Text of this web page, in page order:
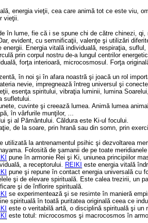
energia vieţii, cea care animă tot ce este viu,
vieţii.
în lume, fie că i se spune chi de către chinezi,
evident, cu semnificaţii, valenţe şi utilizări
energii. Energia vitală individuală, respiraţia,
prin corpul nostru de-a lungul centrilor
forţa interioară, microcosmosul. Forţa
în noi şi în afara noastră şi joacă un rol
nevie, impregnează întreg universul şi
esenţa spiritului, vibraţia luminii, lumina
sufletului.
cuvinte şi creează lumea. Animă lumea
în vârfurile munţilor, ...
şi al Pământului. Căldura este Ki-ul focului.
de la soare, prin hrană sau din somn, prin
utilizată la antrenamentul psihic şi dezvoltarea
Folosită de şamanii de pe toate
pune în armonie Rei şi Ki, uniunea principiilor
a receptorului.
REIKI este energia vitală
pune şi repune în contact energia universală cu
şi de elevare spirituală. Este calea trezirii, un
şi de înflorire spirituală.
se experimentează şi se resimte în manieră
spirituală în toată puritatea originală ceea ce
este o veritabilă artă, o disciplină spirituală şi un
este totul: microcosmos şi macrocosmos în